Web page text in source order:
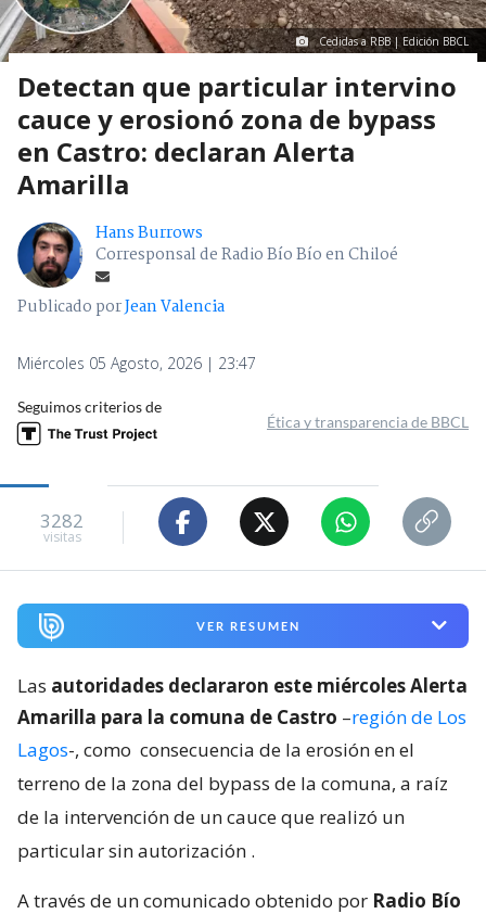
Cedidas a RBB | Edición BBCL
Detectan que particular intervino
cauce y erosionó zona de bypass
en Castro: declaran Alerta
Amarilla
Hans Burrows
Corresponsal de Radio Bío Bío en Chiloé
Publicado porJean Valencia
Miércoles 05 Agosto, 2026 | 23:47
Seguimos criterios de
Ética y transparencia de BBCL
3282
visitas
VER RESUMEN
Las autoridades declararon este miércoles Alerta
Amarilla para la comuna de Castro –región de Los
Lagos-, como consecuencia de la erosión en el
terreno de la zona del bypass de la comuna, a raíz
de la intervención de un cauce que realizó un
particular sin autorización .
A través de un comunicado obtenido por Radio Bío